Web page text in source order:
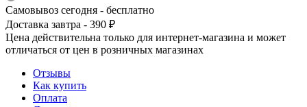
Самовывоз сегодня - бесплатно
Доставка завтра - 390 ₽
Цена действительна только для интернет-магазина и может
отличаться от цен в розничных магазинах
Отзывы
Как купить
Оплата